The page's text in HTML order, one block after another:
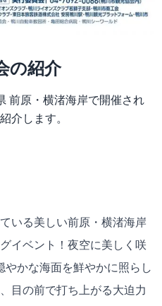
の紹介
前原・横渚海岸で開催され
介します。
いる美しい前原・横渚海岸
イベント！夜空に美しく咲
やかな海面を鮮やかに照らし
目の前で打ち上がる大迫力